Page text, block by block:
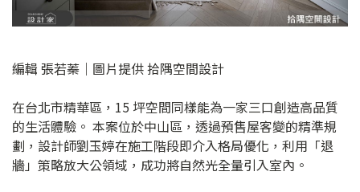
編輯 張若蓁｜圖片提供 拾隅空間設計
在台北市精華區，15 坪空間同樣能為一家三口創造高品質
的生活體驗。 本案位於中山區，透過預售屋客變的精準規
劃，設計師劉玉婷在施工階段即介入格局優化，利用「退
牆」策略放大公領域，成功將自然光全量引入室內。